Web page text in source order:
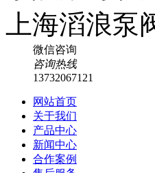
微信咨询
咨询热线
13732067121
网站首页
关于我们
产品中心
新闻中心
合作案例